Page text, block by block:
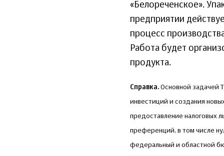
«Белореченское».
предприятии
процесс
Работа будет
продукта.
Справка. Основной задачей
инвестиций и создания
предоставление налоговых
преференций, в том числе
федеральный и областной